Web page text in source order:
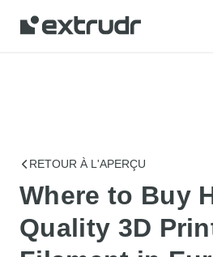
RETOUR À L'APERÇU
Where to Buy
Quality 3D